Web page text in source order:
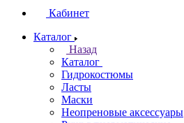
Кабинет
Каталог
Назад
Каталог
Гидрокостюмы
Ласты
Маски
Неопреновые аксессуары